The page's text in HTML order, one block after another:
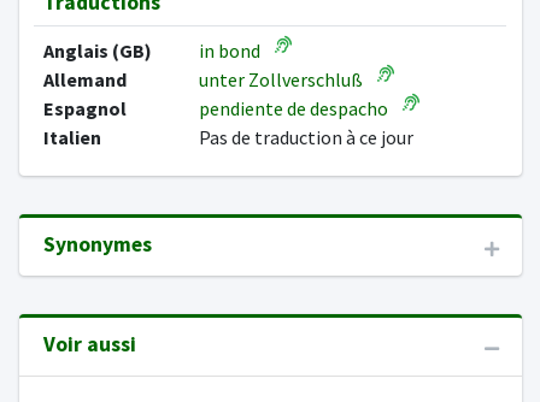
Anglais (GB)
in bond
Allemand
unter Zollverschluß
Espagnol
pendiente de despacho
Italien
Pas de traduction à ce jour
Synonymes
Voir aussi